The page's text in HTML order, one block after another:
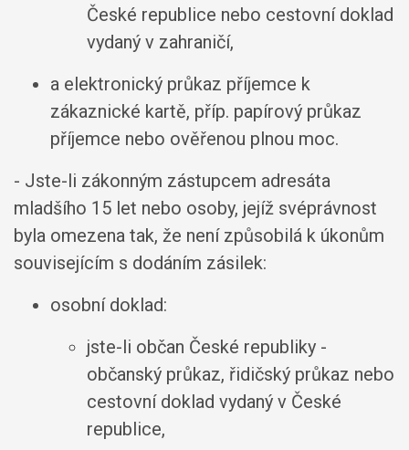
České republice nebo cestovní doklad
vydaný v zahraničí,
a elektronický průkaz příjemce k
zákaznické kartě, příp. papírový průkaz
příjemce nebo ověřenou plnou moc.
- Jste-li zákonným zástupcem adresáta
mladšího 15 let nebo osoby, jejíž svéprávnost
byla omezena tak, že není způsobilá k úkonům
souvisejícím s dodáním zásilek:
osobní doklad:
jste-li občan České republiky -
občanský průkaz, řidičský průkaz nebo
cestovní doklad vydaný v České
republice,